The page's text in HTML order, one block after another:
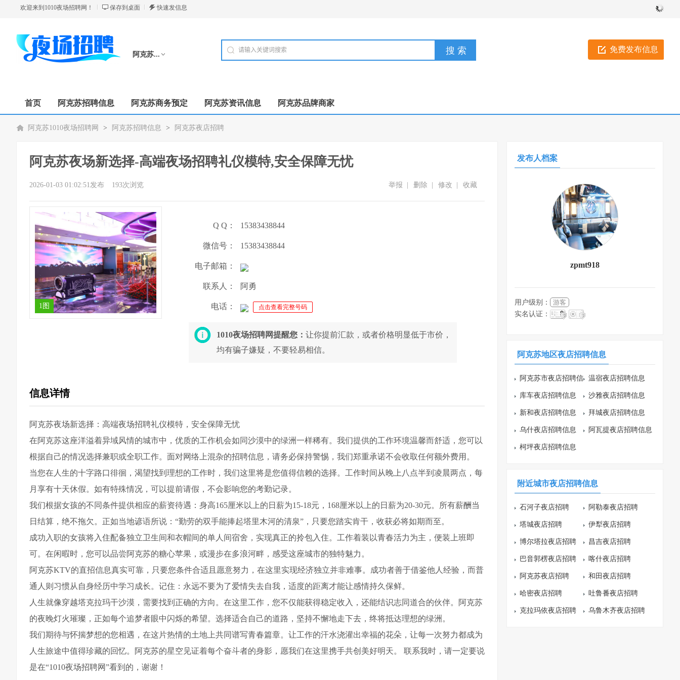
欢迎来到1010夜场招聘网！ 保存到桌面 快速发信息
阿克苏...
免费发布信息
首页 阿克苏招聘信息 阿克苏商务预定 阿克苏资讯信息 阿克苏品牌商家
阿克苏1010夜场招聘网 > 阿克苏招聘信息 > 阿克苏夜店招聘
阿克苏夜场新选择-高端夜场招聘礼仪模特,安全保障无忧
2026-01-03 01:02:51发布 193次浏览 收藏
修改
删除
举报
1图
Q Q： 15383438844
微信号： 15383438844
电子邮箱：
联系人： 阿勇
电话： 点击查看完整号码
1010夜场招聘网提醒您： 让你提前汇款，或者价格明显低于市价，
均有骗子嫌疑，不要轻易相信。
信息详情
阿克苏夜场新选择：高端夜场招聘礼仪模特，安全保障无忧
在阿克苏这座洋溢着异域风情的城市中，优质的工作机会如同沙漠中的绿洲一样稀有。我们提供的工作环境温馨而舒适，您可以
根据自己的情况选择兼职或全职工作。面对网络上混杂的招聘信息，请务必保持警惕，我们郑重承诺不会收取任何额外费用。
当您在人生的十字路口徘徊，渴望找到理想的工作时，我们这里将是您值得信赖的选择。工作时间从晚上八点半到凌晨两点，每
月享有十天休假。如有特殊情况，可以提前请假，不会影响您的考勤记录。
我们根据女孩的不同条件提供相应的薪资待遇：身高165厘米以上的日薪为15-18元，168厘米以上的日薪为20-30元。所有薪酬当
日结算，绝不拖欠。正如当地谚语所说：“勤劳的双手能捧起塔里木河的清泉”，只要您踏实肯干，收获必将如期而至。
成功入职的女孩将入住配备独立卫生间和衣帽间的单人间宿舍，实现真正的拎包入住。工作着装以青春活力为主，便装上班即
可。在闲暇时，您可以品尝阿克苏的糖心苹果，或漫步在多浪河畔，感受这座城市的独特魅力。
阿克苏KTV的直招信息真实可靠，只要您条件合适且愿意努力，在这里实现经济独立并非难事。成功者善于借鉴他人经验，而普
通人则习惯从自身经历中学习成长。记住：永远不要为了爱情失去自我，适度的距离才能让感情持久保鲜。
人生就像穿越塔克拉玛干沙漠，需要找到正确的方向。在这里工作，您不仅能获得稳定收入，还能结识志同道合的伙伴。阿克苏
的夜晚灯火璀璨，正如每个追梦者眼中闪烁的希望。选择适合自己的道路，坚持不懈地走下去，终将抵达理想的绿洲。
我们期待与怀揣梦想的您相遇，在这片热情的土地上共同谱写青春篇章。让工作的汗水浇灌出幸福的花朵，让每一次努力都成为
人生旅途中值得珍藏的回忆。阿克苏的星空见证着每个奋斗者的身影，愿我们在这里携手共创美好明天。 联系我时，请一定要说
是在“1010夜场招聘网”看到的，谢谢！
发布人档案
zpmt918
用户级别：
游客
实名认证：
阿克苏地区夜店招聘信息
阿克苏市夜店招聘信
息
温宿夜店招聘信息
库车夜店招聘信息 沙雅夜店招聘信息
新和夜店招聘信息 拜城夜店招聘信息
乌什夜店招聘信息 阿瓦提夜店招聘信息
柯坪夜店招聘信息
附近城市夜店招聘信息
石河子夜店招聘 阿勒泰夜店招聘
塔城夜店招聘 伊犁夜店招聘
博尔塔拉夜店招聘 昌吉夜店招聘
巴音郭楞夜店招聘 喀什夜店招聘
阿克苏夜店招聘 和田夜店招聘
哈密夜店招聘 吐鲁番夜店招聘
克拉玛依夜店招聘 乌鲁木齐夜店招聘